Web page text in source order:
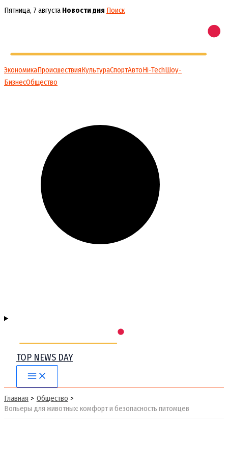
Перейти
Пятница, 7 августа Новости дня Поиск
ЭкономикаПроисшествияКультураСпортАвтоHi-TechШоу-
БизнесОбщество
TOP NEWS DAY
Main
Menu
Главная
Общество
Вольеры для животных: комфорт и безопасность питомцев